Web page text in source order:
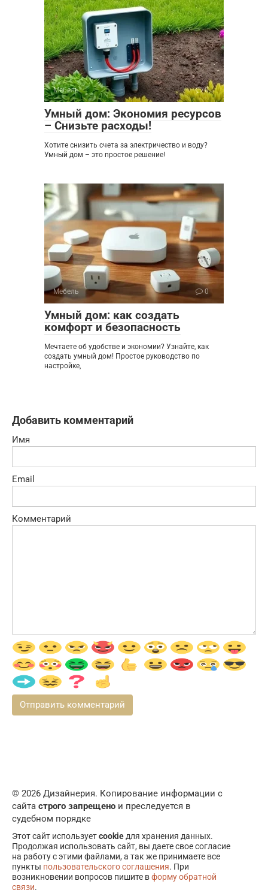
Мебель 0
Умный дом: Экономия ресурсов
– Снизьте расходы!
Хотите снизить счета за электричество и воду?
Умный дом – это простое решение!
Мебель 0
Умный дом: как создать
комфорт и безопасность
Мечтаете об удобстве и экономии? Узнайте, как
создать умный дом! Простое руководство по
настройке,
Добавить комментарий
Имя
Email
Комментарий
© 2026 Дизайнерия. Копирование информации с
сайта строго запрещено и преследуется в
судебном порядке
Этот сайт используетcookie для хранения данных.
Продолжая использовать сайт, вы даете свое согласие
на работу с этими файлами, а так же принимаете все
пункты пользовательского соглашения. При
возникновении вопросов пишите вформу обратной
связи.